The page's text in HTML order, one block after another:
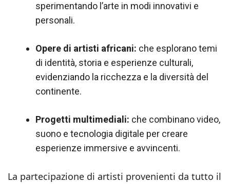
sperimentando l’arte in modi innovativi e
personali.
Opere di artisti africani: che esplorano temi
di identità, storia e esperienze culturali,
evidenziando la ricchezza e la diversità del
continente.
Progetti multimediali: che combinano video,
suono e tecnologia digitale per creare
esperienze immersive e avvincenti.
La partecipazione di artisti provenienti da tutto il